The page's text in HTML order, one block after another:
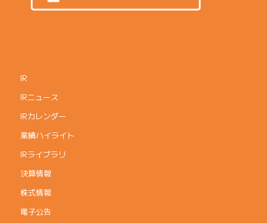
IR
IRニュース
IRカレンダー
業績ハイライト
IRライブラリ
決算情報
株式情報
電子公告